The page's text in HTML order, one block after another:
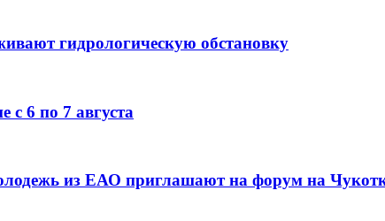
гидрологическую обстановку
с 6 по 7 августа
из ЕАО приглашают на форум на